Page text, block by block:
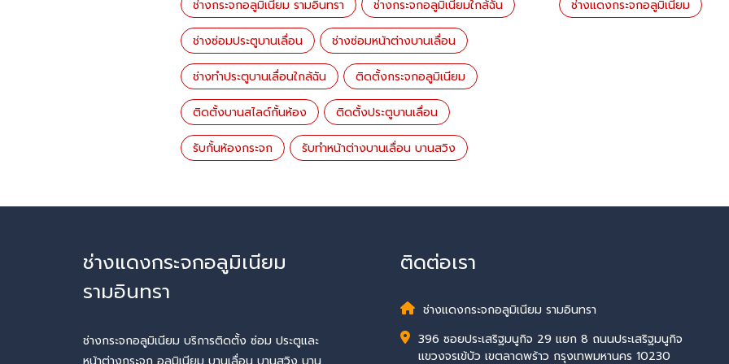
ช่างกระจกอลูมิเนียม รามอินทรา ช่างกระจกอลูมิเนียมใกล้ฉัน
ช่างซ่อมประตูบานเลื่อน ช่างซ่อมหน้าต่างบานเลื่อน
ช่างทำประตูบานเลื่อนใกล้ฉัน ติดตั้งกระจกอลูมิเนียม
ติดตั้งบานสไลด์กั้นห้อง ติดตั้งประตูบานเลื่อน
รับกั้นห้องกระจก รับทำหน้าต่างบานเลื่อน บานสวิง
ช่างแดงกระจกอลูมิเนียม
ช่างแดงกระจกอลูมิเนียม
รามอินทรา
ช่างกระจกอลูมิเนียม บริการติดตั้ง ซ่อม ประตูและ
ติดต่อเรา
ช่างแดงกระจกอลูมิเนียม รามอินทรา
396 ซอยประเสริฐมนูกิจ 29 แยก 8 ถนนประเสริฐมนูกิจ
แขวงจรเข้บัว เขตลาดพร้าว กรุงเทพมหานคร 10230